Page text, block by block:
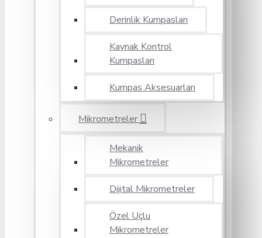
Derinlik Kumpasları
Kaynak Kontrol
Kumpasları
Kumpas Aksesuarları
Mikrometreler
Mekanik
Mikrometreler
Dijital Mikrometreler
Özel Uçlu
Mikrometreler